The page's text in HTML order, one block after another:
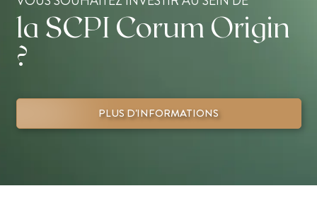
la SCPI Corum Origin
?
PLUS D'INFORMATIONS